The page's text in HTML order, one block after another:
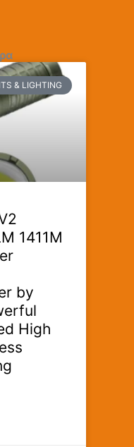
& LIGHTING
1411M
by
High